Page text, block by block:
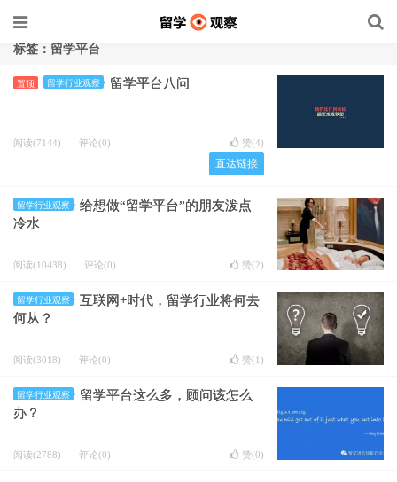
标签：留学平台
留学行业观察 留学平台八问
置顶
阅读(7144) 评论(0) 赞(4)
直达链接
留学行业观察
给想做“留学平台”的朋友泼点
冷水
阅读(10438) 评论(0) 赞(2)
留学行业观察
互联网+时代，留学行业将何去
何从？
阅读(3018) 评论(0) 赞(1 )
留学行业观察
留学平台这么多，顾问该怎么
办？
阅读(2788) 评论(0) 赞(0)